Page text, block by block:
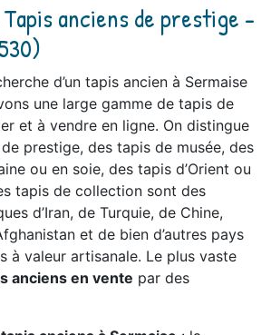
anciens de prestige -
d’un tapis ancien à Sermaise
une large gamme de tapis de
et à vendre en ligne. On distingue
prestige, des tapis de musée, des
ou en soie, des tapis d’Orient ou
tapis de collection sont des
d’Iran, de Turquie, de Chine,
et de bien d’autres pays
à valeur artisanale. Le plus vaste
anciens en vente par des